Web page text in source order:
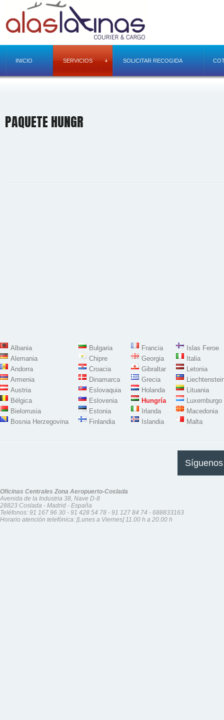
INICIO SERVICIOS SOLICITAR RECOGIDA
PAQUETE HUNGR
Albania
Alemania
Andorra
Armenia
Austria
Bélgica
Bielorrusia
Bosnia Herzegovina
Bulgaria
Chipre
Croacia
Dinamarca
Eslovaquia
Eslovenia
Estonia
Finlandia
Francia
Georgia
Gibraltar
Grecia
Holanda
Hungría
Irlanda
Islandia
Islas Feroe
Italia
Letonia
Lituania
Luxemburgo
Macedonia
Malta
Oficinas Centrales Zona Aeropuerto-Coslada
Avenida de la Industria 38, Nave D-8
28823 Coslada - Madrid - España
Teléfonos: 91 167 96 30 - 91 428 54 78 - 91 127 84 74 - 688833163
Horario atención telefónica: [Lunes a Viernes] 11.00 h a 20.00 h